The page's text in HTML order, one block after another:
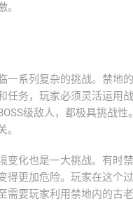
一系列复杂的挑战。禁地
任务，玩家必须灵活运用
级敌人，都极具挑战
变化也是一大挑战。有时
得更加危险。玩家在这个
需要玩家利用禁地内的古